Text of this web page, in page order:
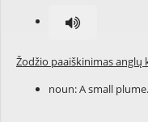
Žodžio paaiškinimas anglų
noun: A small plume.